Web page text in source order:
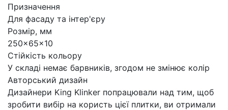
Призначення
Для фасаду та інтер'єру
Розмір, мм
250×65×10
Стійкість кольору
У складі немає барвників, згодом не змінює колір
Авторський дизайн
Дизайнери King Klinker попрацювали над тим, щоб
зробити вибір на користь цієї плитки, ви отримали